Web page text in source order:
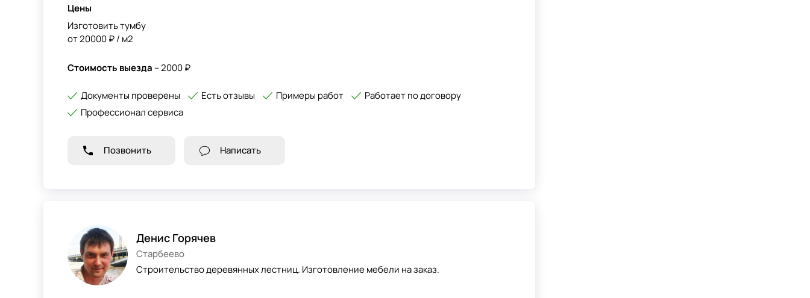
Цены
Изготовить тумбу
от 20000 ₽ / м2
Стоимость выезда – 2000 ₽
Документы проверены Есть отзывы Примеры работ
Работает по договору
Профессионал сервиса
Позвонить Написать
Денис Горячев
Старбеево
Строительство деревянных лестниц. Изготовление мебели на заказ.